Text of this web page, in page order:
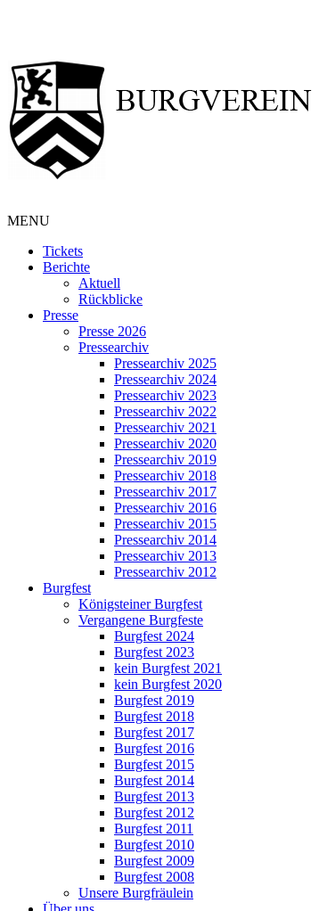
MENU
Tickets
Berichte
Aktuell
Rückblicke
Presse
Presse 2026
Pressearchiv
Pressearchiv 2025
Pressearchiv 2024
Pressearchiv 2023
Pressearchiv 2022
Pressearchiv 2021
Pressearchiv 2020
Pressearchiv 2019
Pressearchiv 2018
Pressearchiv 2017
Pressearchiv 2016
Pressearchiv 2015
Pressearchiv 2014
Pressearchiv 2013
Pressearchiv 2012
Burgfest
Königsteiner Burgfest
Vergangene Burgfeste
Burgfest 2024
Burgfest 2023
kein Burgfest 2021
kein Burgfest 2020
Burgfest 2019
Burgfest 2018
Burgfest 2017
Burgfest 2016
Burgfest 2015
Burgfest 2014
Burgfest 2013
Burgfest 2012
Burgfest 2011
Burgfest 2010
Burgfest 2009
Burgfest 2008
Unsere Burgfräulein